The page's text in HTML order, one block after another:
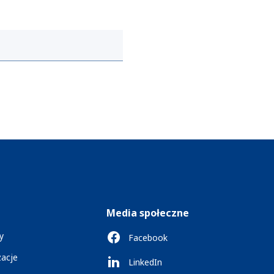
Media społeczne
Facebook
LinkedIn